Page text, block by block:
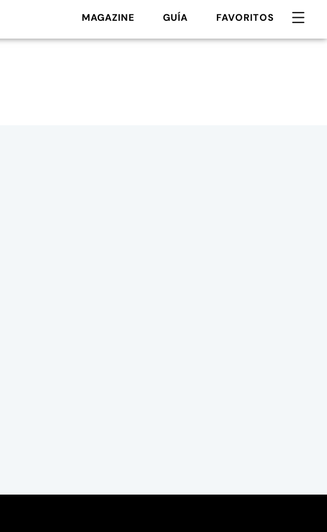
MAGAZINE GUÍA FAVORITOS